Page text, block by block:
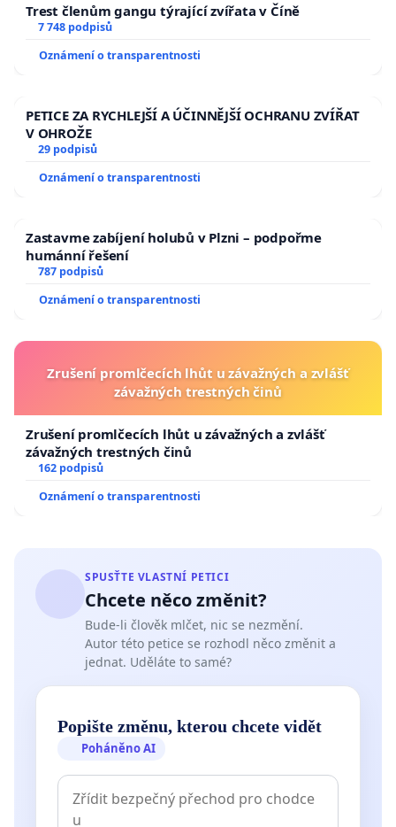
Trest členům gangu týrající zvířata v Číně
7 748 podpisů
Oznámení o transparentnosti
PETICE ZA RYCHLEJŠÍ A ÚČINNĚJŠÍ OCHRANU ZVÍŘAT
V OHROŽE
29 podpisů
Oznámení o transparentnosti
Zastavme zabíjení holubů v Plzni – podpořme
humánní řešení
787 podpisů
Oznámení o transparentnosti
Zrušení promlčecích lhůt u závažných a zvlášť
závažných trestných činů
Zrušení promlčecích lhůt u závažných a zvlášť
závažných trestných činů
162 podpisů
Oznámení o transparentnosti
SPUSŤTE VLASTNÍ PETICI
Chcete něco změnit?
Bude-li člověk mlčet, nic se nezmění.
Autor této petice se rozhodl něco změnit a
jednat. Uděláte to samé?
Popište změnu, kterou chcete vidět
Poháněno AI